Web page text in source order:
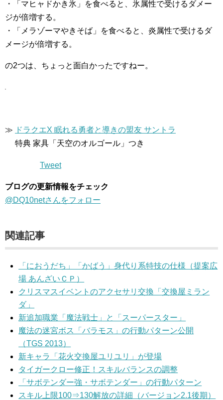
・「マヒャドかき氷」を食べると、氷属性で受けるダメー
ジが倍増する。
・「メラゾーマやきそば」を食べると、炎属性で受けるダ
メージが倍増する。
の2つは、ちょっと面白かったですねー。
≫ ドラクエX 眠れる勇者と導きの盟友 サントラ
特典 家具「天空のオルゴール」つき
Tweet
ブログの更新情報をチェック
@DQ10netさんをフォロー
関連記事
「におうだち」「かばう」身代り系特技の仕様（提案広
場 あんざいＣＰ）
クリスマスイベントのアクセサリ交換「交換屋ミラン
ダ」
新追加職業「魔法戦士」と「スーパースター」
魔法の迷宮ボス「バラモス」の行動パターン公開
（TGS 2013）
新キャラ「花火交換屋ユリユリ」が登場
タイガークロー修正！スキルバランスの調整
「サボテンダー強・サボテンダー」の行動パターン
スキル上限100⇒130解放の詳細（バージョン2.1後期）